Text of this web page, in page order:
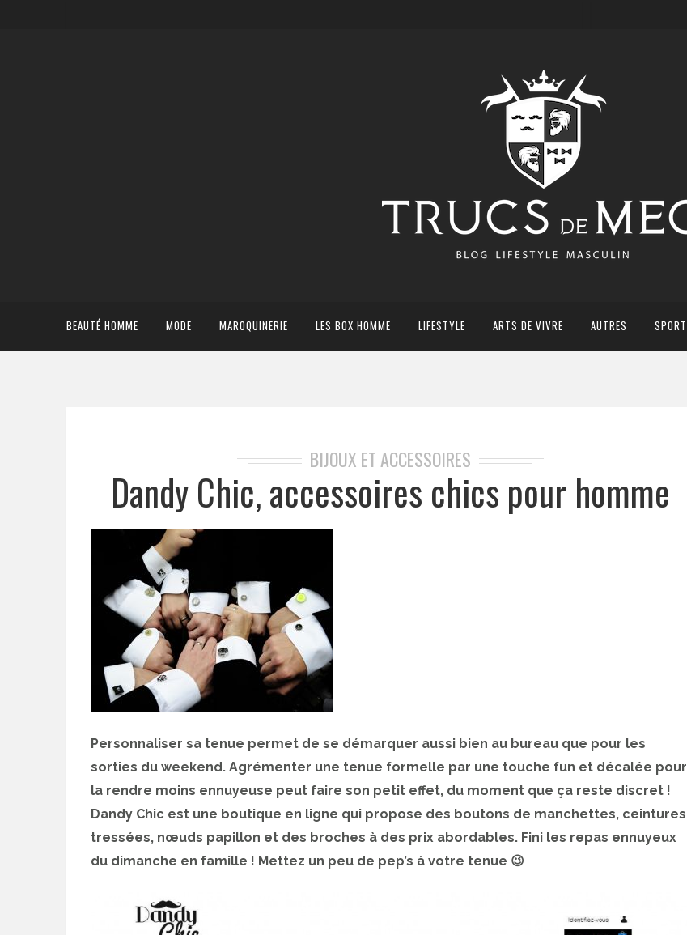
BEAUTÉ HOMME MODE MAROQUINERIE LES BOX HOMME LIFESTYLE ARTS DE VIVRE AUTRES SPORT
BIJOUX ET ACCESSOIRES
Dandy Chic, accessoires chics pour homme
Personnaliser sa tenue permet de se démarquer aussi bien au bureau que pour les
sorties du weekend. Agrémenter une tenue formelle par une touche fun et décalée pour
la rendre moins ennuyeuse peut faire son petit effet, du moment que ça reste discret !
Dandy Chic est une boutique en ligne qui propose des boutons de manchettes, ceintures
tressées, nœuds papillon et des broches à des prix abordables. Fini les repas ennuyeux
du dimanche en famille ! Mettez un peu de pep’s à votre tenue 😉